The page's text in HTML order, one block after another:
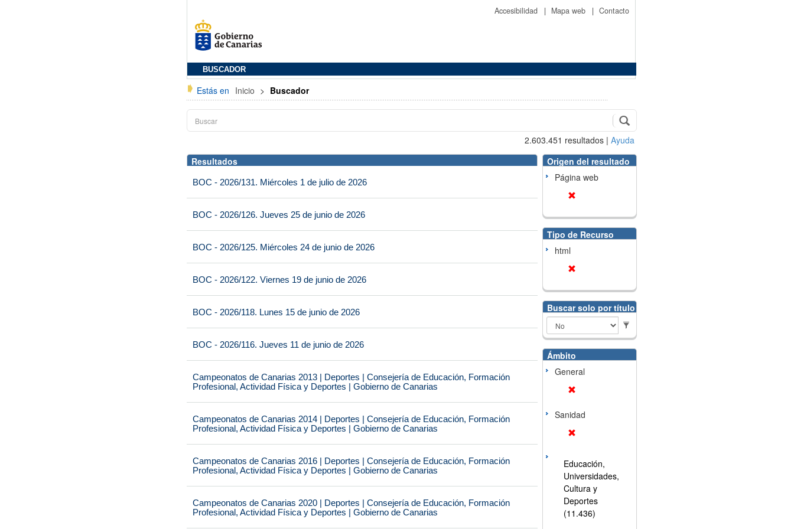
Accesibilidad | Mapa web | Contacto
BUSCADOR
Estás en Inicio > Buscador
2.603.451 resultados | Ayuda
Resultados
BOC - 2026/131. Miércoles 1 de julio de 2026
BOC - 2026/126. Jueves 25 de junio de 2026
BOC - 2026/125. Miércoles 24 de junio de 2026
BOC - 2026/122. Viernes 19 de junio de 2026
BOC - 2026/118. Lunes 15 de junio de 2026
BOC - 2026/116. Jueves 11 de junio de 2026
Campeonatos de Canarias 2013 | Deportes | Consejería de Educación, Formación
Profesional, Actividad Física y Deportes | Gobierno de Canarias
Campeonatos de Canarias 2014 | Deportes | Consejería de Educación, Formación
Profesional, Actividad Física y Deportes | Gobierno de Canarias
Campeonatos de Canarias 2016 | Deportes | Consejería de Educación, Formación
Profesional, Actividad Física y Deportes | Gobierno de Canarias
Campeonatos de Canarias 2020 | Deportes | Consejería de Educación, Formación
Profesional, Actividad Física y Deportes | Gobierno de Canarias
Origen del resultado
Página web
Tipo de Recurso
html
Buscar solo por título
Ámbito
General
Sanidad
Educación,
Universidades,
Cultura y
Deportes
(11.436)